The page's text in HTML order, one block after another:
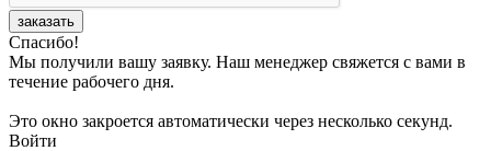
заказать
Спасибо!
Мы получили вашу заявку. Наш менеджер свяжется с вами в
течение рабочего дня.
Это окно закроется автоматически через несколько секунд.
Войти